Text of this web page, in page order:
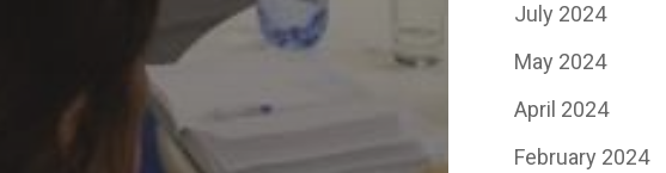
July 2024
May 2024
April 2024
February 2024